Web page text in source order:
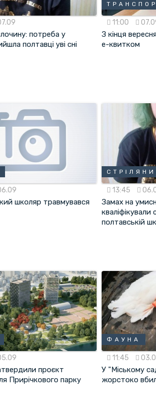
потреба у
полтавці уві сні
11:00
З кінця
е-квитком
школяр травмувався
13:45
Замах на
кваліфікували
полтавській
проєкт
Прирічкового парку
ФАУНА
11:45
У "Міському
жорстоко